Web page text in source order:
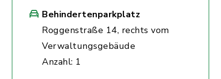
Behindertenparkplatz
Roggenstraße 14, rechts vom
Verwaltungsgebäude
Anzahl: 1